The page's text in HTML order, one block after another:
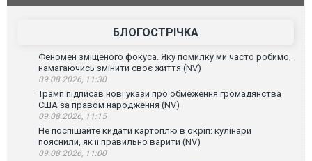
БЛОГОСТРІЧКА
Феномен зміщеного фокуса. Яку помилку ми часто робимо,
намагаючись змінити своє життя (NV)
09.08.2026, 11:30
Трамп підписав нові укази про обмеження громадянства
США за правом народження (NV)
09.08.2026, 11:15
Не поспішайте кидати картоплю в окріп: кулінари
пояснили, як її правильно варити (NV)
09.08.2026, 11:00